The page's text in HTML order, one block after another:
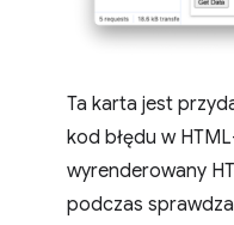
Ta karta jest
kod błędu w
wyrenderowany
podczas